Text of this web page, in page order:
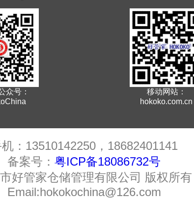
众号：
移动网站：
hokoko.com.cn
：13510142250，18682401141
备案号： 粤ICP备18086732号
好管家仓储管理有限公司 版权所有
Email:hokokochina@126.com